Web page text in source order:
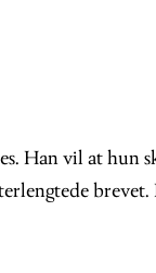
Han vil at hun